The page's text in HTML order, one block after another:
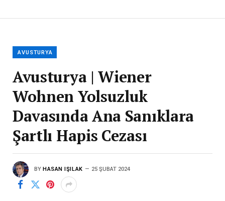
AVUSTURYA
Avusturya | Wiener
Wohnen Yolsuzluk
Davasında Ana Sanıklara
Şartlı Hapis Cezası
BY HASAN IŞILAK 25 ŞUBAT 2024